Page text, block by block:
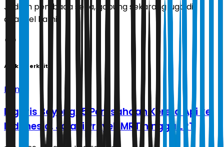
Jadilah pembaca setia, gabung sekarang juga di
channel kami!
Artikel Terkait
Bisnis
Inggris Boyong 15 Perusahaan Kereta Api ke
Indonesia, Jajaki Proyek MRT hingga LRT